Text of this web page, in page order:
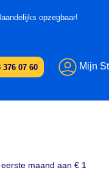
opzegbaar!
376 07 60 Mijn
maand aan € 1